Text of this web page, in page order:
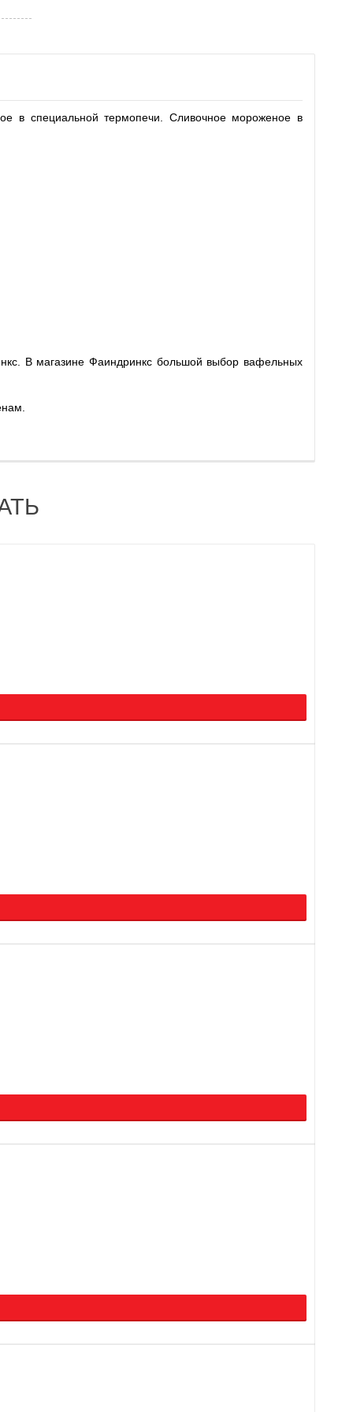
в специальной термопечи. Сливочное мороженое в
В магазине Фаиндринкс большой выбор вафельных